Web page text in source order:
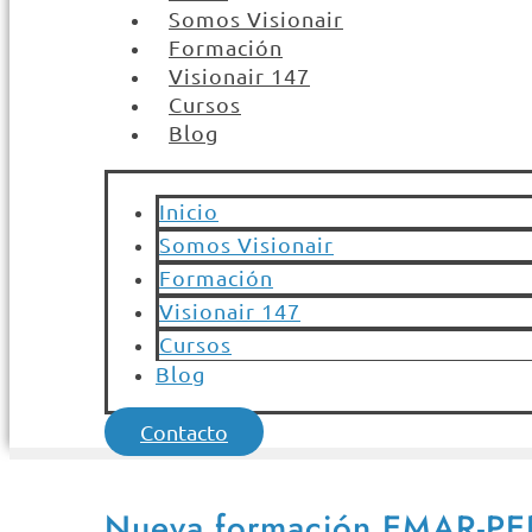
Somos Visionair
Formación
Visionair 147
Cursos
Blog
Inicio
Somos Visionair
Formación
Visionair 147
Cursos
Blog
Contacto